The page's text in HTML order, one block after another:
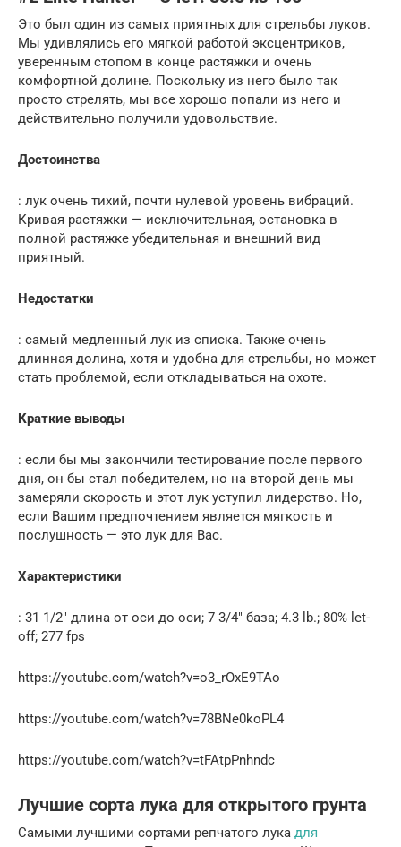
Это был один из самых приятных для стрельбы луков.
Мы удивлялись его мягкой работой эксцентриков,
уверенным стопом в конце растяжки и очень
комфортной долине. Поскольку из него было так
просто стрелять, мы все хорошо попали из него и
действительно получили удовольствие.
Достоинства
: лук очень тихий, почти нулевой уровень вибраций.
Кривая растяжки — исключительная, остановка в
полной растяжке убедительная и внешний вид
приятный.
Недостатки
: самый медленный лук из списка. Также очень
длинная долина, хотя и удобна для стрельбы, но может
стать проблемой, если откладываться на охоте.
Краткие выводы
: если бы мы закончили тестирование после первого
дня, он бы стал победителем, но на второй день мы
замеряли скорость и этот лук уступил лидерство. Но,
если Вашим предпочтением является мягкость и
послушность — это лук для Вас.
Характеристики
: 31 1/2″ длина от оси до оси; 7 3/4″ база; 4.3 lb.; 80% let-
off; 277 fps
https://youtube.com/watch?v=o3_rOxE9TAo
https://youtube.com/watch?v=78BNe0koPL4
https://youtube.com/watch?v=tFAtpPnhndc
Лучшие сорта лука для открытого грунта
Самыми лучшими сортами репчатого лука для